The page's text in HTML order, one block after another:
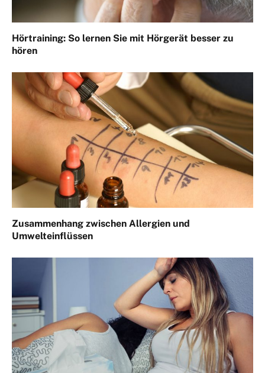
Hörtraining: So lernen Sie mit Hörgerät besser zu
hören
Zusammenhang zwischen Allergien und
Umwelteinflüssen